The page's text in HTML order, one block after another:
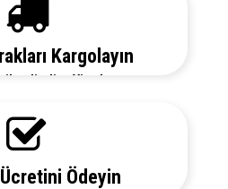
Kargolayın
Vize başvurunuz
Ödeyin